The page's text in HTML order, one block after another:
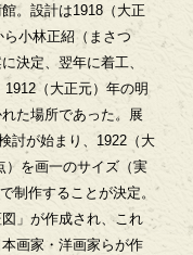
。設計は1918（大正
小林正紹（まさつ
決定、翌年に着工、
（大正元）年の明
た場所であった。展
討が始まり、1922（大
）を画一のサイズ（実
制作することが決定。
」が作成され、これ
画家・洋画家らが作